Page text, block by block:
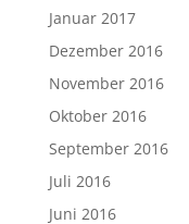
Januar 2017
Dezember 2016
November 2016
Oktober 2016
September 2016
Juli 2016
Juni 2016